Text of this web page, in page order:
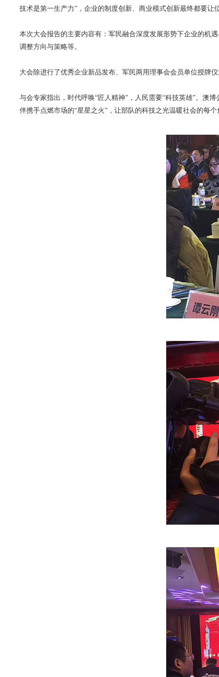
技术是第一生产力”，企业的制度创新、商业模式创新最终都要让
本次大会报告的主要内容有：军民融合深度发展形势下企业的机
调整方向与策略等。
大会除进行了优秀企业新品发布、军民两用理事会会员单位授牌
与会专家指出，时代呼唤“匠人精神”，人民需要“科技英雄”。澳
伴携手点燃市场的“星星之火”，让部队的科技之光温暖社会的每个